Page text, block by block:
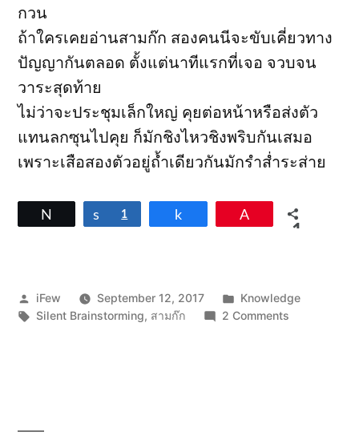
กวน
ถ้าใครเคยอ่านสามก๊ก สองคนนีจะขับเคี่ยวทาง
ปัญญากันตลอด ตั้งแต่นาทีแรกที่เจอ จวบจน
วาระสุดท้าย
ไม่ว่าจะประชุมเล็กใหญ่ คุยต่อหน้าหรือส่งตัว
แทนลกซุนไปคุย ก็มักชิงไหวชิงพริบกันเสมอ
เพราะเสือสองตัวอยู่ถ้ำเดียวกันมักรำส่ำระส่าย
Share
1
1
Posted
by
iFew September 12, 2017
Posted
in
Knowledge
Tags:
Silent Brainstorming, สามก๊ก 2 Comments